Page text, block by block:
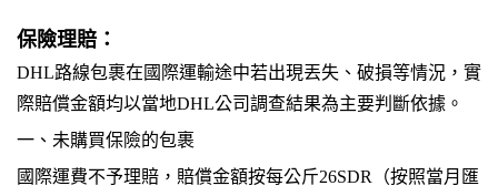
保險理賠：
DHL路線包裹在國際運輸途中若出現丟失、破損等情況，實
際賠償金額均以當地DHL公司調查結果為主要判斷依據。
一、 未購買保險的包裹
國際運費不予理賠，賠償金額按每公斤26SDR（按照當月匯